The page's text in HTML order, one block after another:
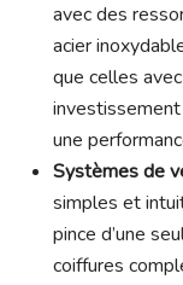
avec des
acier
que celles
une
Systèmes de
simples et
pince d’une
coiffures